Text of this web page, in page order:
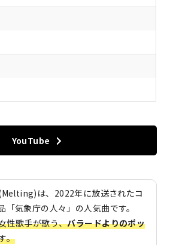
YouTube
は、2022年に放送されたコ
「気象庁の人々」の人気曲です。
性歌手が歌う、バラードよりのポッ
。